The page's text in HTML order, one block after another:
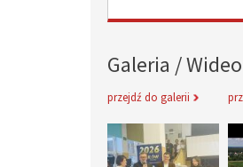
Galeria / Wideo
przejdź do galerii